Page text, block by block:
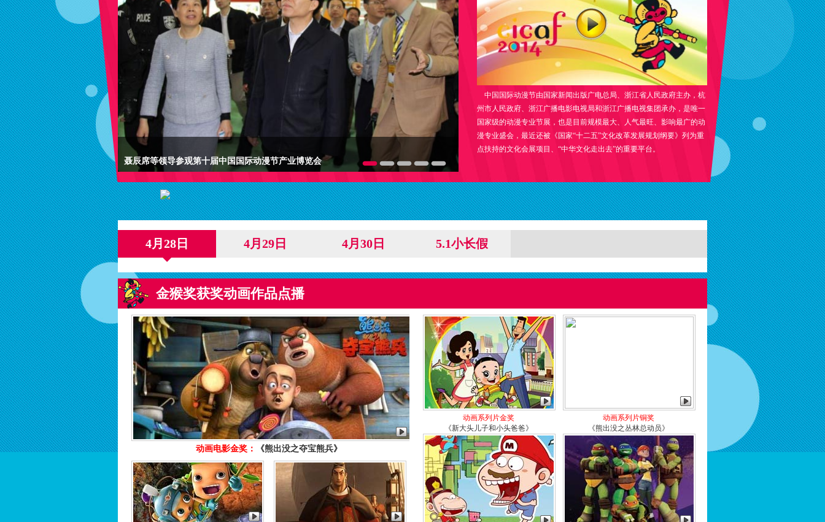
聂辰席等领导参观第十届中国国际动漫节产业博览会
中国国际动漫节由国家新闻出版广电总局、浙江省人民政府主办，杭
州市人民政府、浙江广播电影电视局和浙江广播电视集团承办，是唯一
国家级的动漫专业节展，也是目前规模最大、人气最旺、影响最广的动
漫专业盛会，最近还被《国家“十二五”文化改革发展规划纲要》列为重
点扶持的文化会展项目、“中华文化走出去”的重要平台。
4月28日 4月29日 4月30日 5.1小长假
金猴奖获奖动画作品点播
动画电影金奖： 《熊出没之夺宝熊兵》
动画系列片金奖
《新大头儿子和小头爸爸》
动画系列片铜奖
《熊出没之丛林总动员》